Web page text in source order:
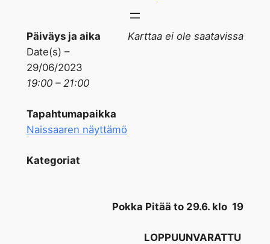
Karttaa ei ole saatavissa
Päiväys ja aika
Date(s) –
29/06/2023
19:00 – 21:00
Tapahtumapaikka
Naissaaren näyttämö
Kategoriat
Pokka Pitää to 29.6. klo 19
LOPPUUNVARATTU